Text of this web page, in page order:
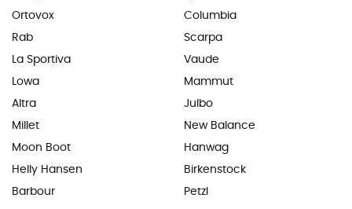
Ortovox
Rab
La Sportiva
Lowa
Altra
Millet
Moon Boot
Helly Hansen
Barbour
Columbia
Scarpa
Vaude
Mammut
Julbo
New Balance
Hanwag
Birkenstock
Petzl